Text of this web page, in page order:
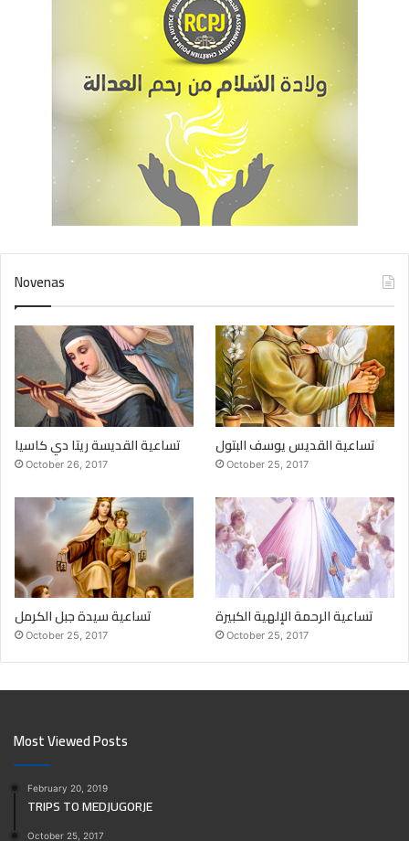
Novenas
تساعية القديسة ريتا دي كاسيا
October 26, 2017
تساعية القديس يوسف البتول
October 25, 2017
تساعية سيدة جبل الكرمل
October 25, 2017
تساعية الرحمة الإلهية الكبيرة
October 25, 2017
Most Viewed Posts
February 20, 2019
TRIPS TO MEDJUGORJE
October 25, 2017